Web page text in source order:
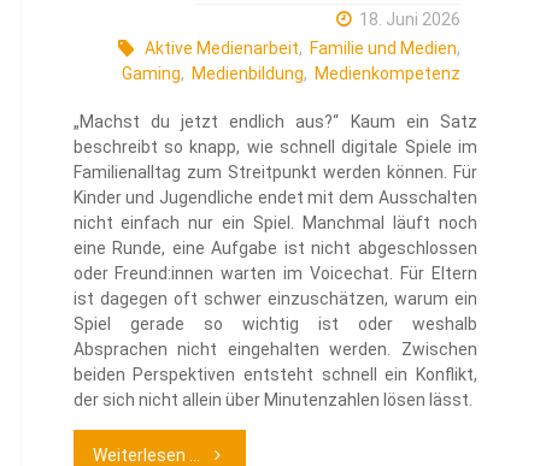
18. Juni 2026
Aktive Medienarbeit, Familie und Medien,
Gaming, Medienbildung, Medienkompetenz
„Machst du jetzt endlich aus?“ Kaum ein Satz
beschreibt so knapp, wie schnell digitale Spiele im
Familienalltag zum Streitpunkt werden können. Für
Kinder und Jugendliche endet mit dem Ausschalten
nicht einfach nur ein Spiel. Manchmal läuft noch
eine Runde, eine Aufgabe ist nicht abgeschlossen
oder Freund:innen warten im Voicechat. Für Eltern
ist dagegen oft schwer einzuschätzen, warum ein
Spiel gerade so wichtig ist oder weshalb
Absprachen nicht eingehalten werden. Zwischen
beiden Perspektiven entsteht schnell ein Konflikt,
der sich nicht allein über Minutenzahlen lösen lässt.
Weiterlesen ... "A-